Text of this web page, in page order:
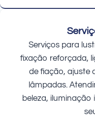
Serviços para
fixação reforçada,
de fiação, ajuste
lâmpadas.
beleza,